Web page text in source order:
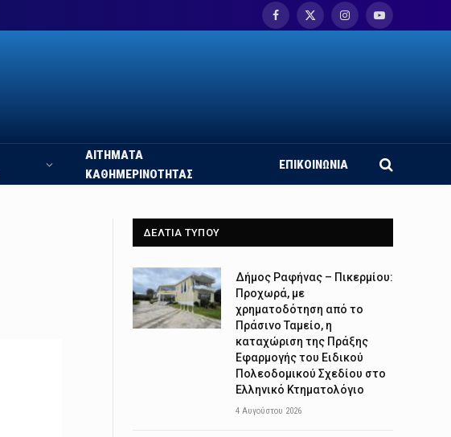
Facebook
X
InstagramYouTube
ΑΙΤΗΜΑΤΑ
ΚΑΘΗΜΕΡΙΝΟΤΗΤΑΣ
ΕΠΙΚΟΙΝΩΝΙΑ
ΔΕΛΤΙΑ ΤΥΠΟΥ
Δήμος Ραφήνας – Πικερμίου:
Προχωρά, με
χρηματοδότηση από το
Πράσινο Ταμείο, η
καταχώριση της Πράξης
Εφαρμογής του Ειδικού
Πολεοδομικού Σχεδίου στο
Ελληνικό Κτηματολόγιο
4 Αυγούστου 2026